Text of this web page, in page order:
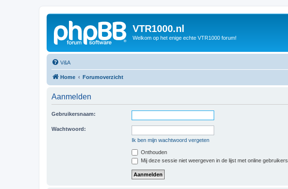
VTR1000.nl
Welkom op het enige echte VTR1000 forum!
V&A
Home Forumoverzicht
Aanmelden
Gebruikersnaam:
Wachtwoord:
Ik ben mijn wachtwoord vergeten
Onthouden
Mij deze sessie niet weergeven in de lijst met online gebruikers